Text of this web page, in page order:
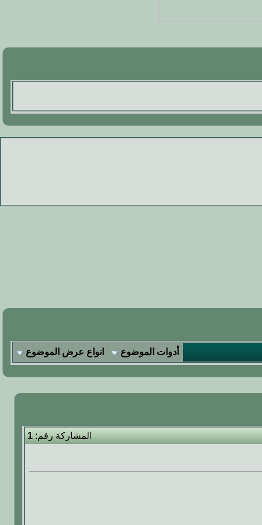
أدوات الموضوع انواع عرض الموضوع
المشاركة رقم:1